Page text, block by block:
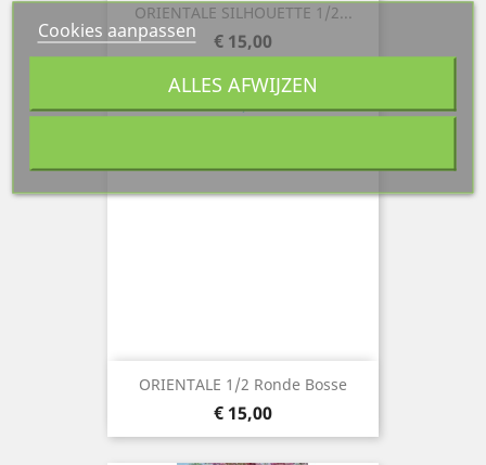
ORIENTALE SILHOUETTE 1/2...
Prijs
€ 15,00
ORIENTALE 1/2 Ronde Bosse
Prijs
€ 15,00
Cookies aanpassen
ALLES AFWIJZEN